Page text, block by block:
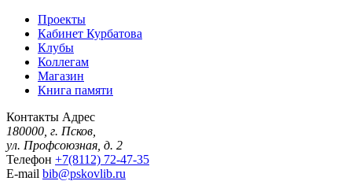
Проекты
Кабинет Курбатова
Клубы
Коллегам
Магазин
Книга памяти
Контакты Адрес
180000, г. Псков,
ул. Профсоюзная, д. 2
Телефон +7(8112) 72-47-35
E-mail bib@pskovlib.ru